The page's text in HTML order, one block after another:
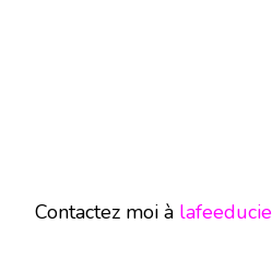
Contactez moi à